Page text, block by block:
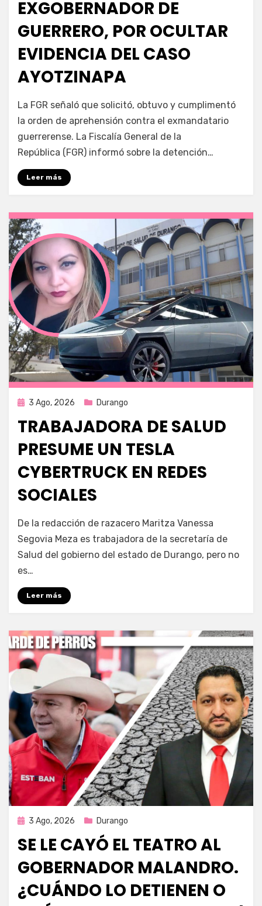
EXGOBERNADOR DE
GUERRERO, POR OCULTAR
EVIDENCIA DEL CASO
AYOTZINAPA
porFernando Miranda Servín
La FGR señaló que solicitó, obtuvo y cumplimentó
la orden de aprehensión contra el exmandatario
guerrerense. La Fiscalía General de la
República (FGR) informó sobre la detención…
Leer más
Publicada
3 Ago, 2026 Durango
TRABAJADORA DE SALUD
PRESUME UN TESLA
CYBERTRUCK EN REDES
SOCIALES
por Fernando Miranda Servín
De la redacción de razacero Maritza Vanessa
Segovia Meza es trabajadora de la secretaría de
Salud del gobierno del estado de Durango, pero no
es…
Leer más
Publicada
3 Ago, 2026 Durango
SE LE CAYÓ EL TEATRO AL
GOBERNADOR MALANDRO.
¿CUÁNDO LO DETIENEN O